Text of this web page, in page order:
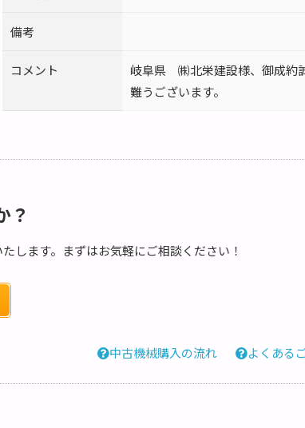
備考
コメント
岐阜県 ㈱北栄建設様、御成約
難うございます。
？
します。まずはお気軽にご相談ください！
中古機械購入の流れ よくある